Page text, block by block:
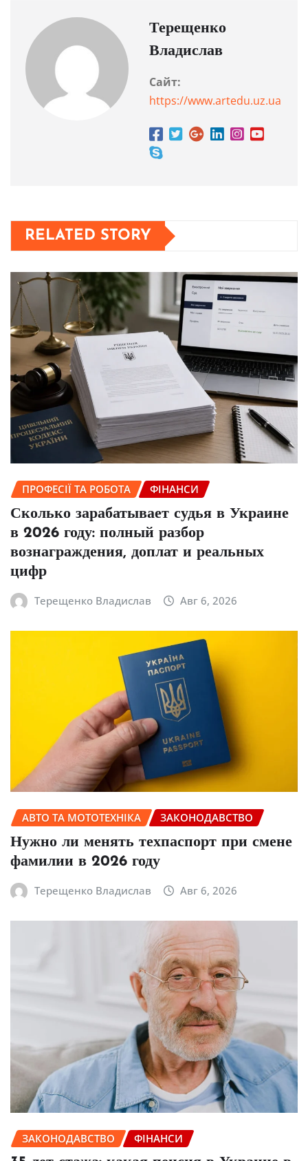
Терещенко
Владислав
Сайт:
https://www.artedu.uz.ua
RELATED STORY
ПРОФЕСІЇ ТА РОБОТА ФІНАНСИ
Сколько зарабатывает судья в Украине
в 2026 году: полный разбор
вознаграждения, доплат и реальных
цифр
Терещенко Владислав Авг 6, 2026
АВТО ТА МОТОТЕХНІКА ЗАКОНОДАВСТВО
Нужно ли менять техпаспорт при смене
фамилии в 2026 году
Терещенко Владислав Авг 6, 2026
ЗАКОНОДАВСТВО ФІНАНСИ